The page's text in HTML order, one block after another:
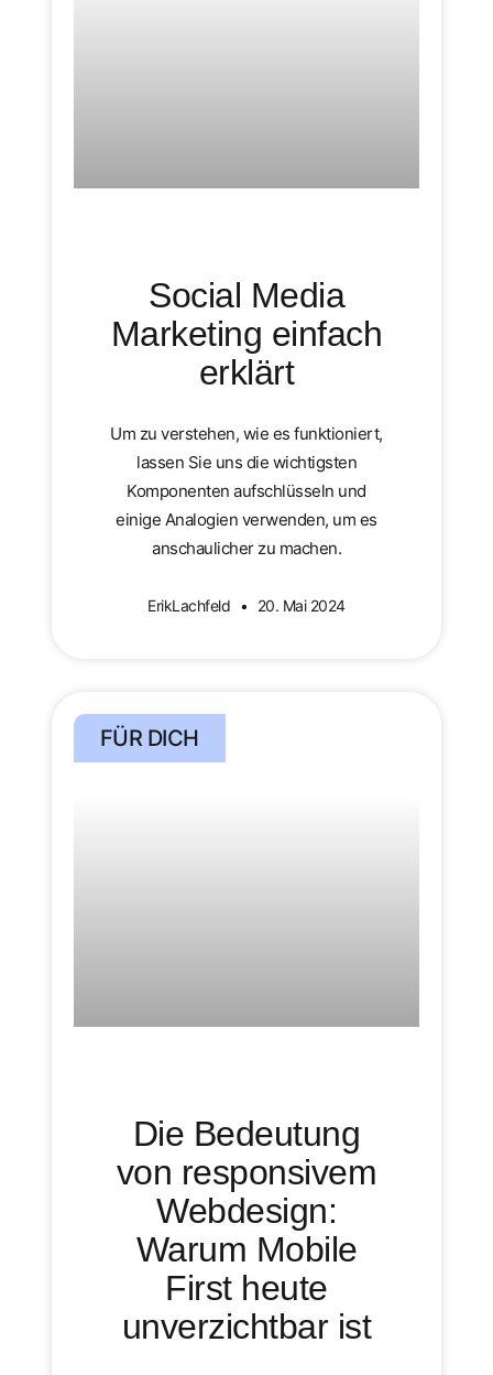
Social Media
Marketing einfach
erklärt
Um zu verstehen, wie es funktioniert,
lassen Sie uns die wichtigsten
Komponenten aufschlüsseln und
einige Analogien verwenden, um es
anschaulicher zu machen.
ErikLachfeld 20. Mai 2024
FÜR DICH
Die Bedeutung
von responsivem
Webdesign:
Warum Mobile
First heute
unverzichtbar ist